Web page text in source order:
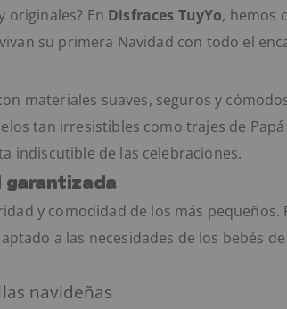
originales? En Disfraces TuyYo, hemos
su primera Navidad con todo el
materiales suaves, seguros y
tan irresistibles como trajes de
indiscutible de las celebraciones.
garantizada
y comodidad de los más
a las necesidades de los bebés
navideñas